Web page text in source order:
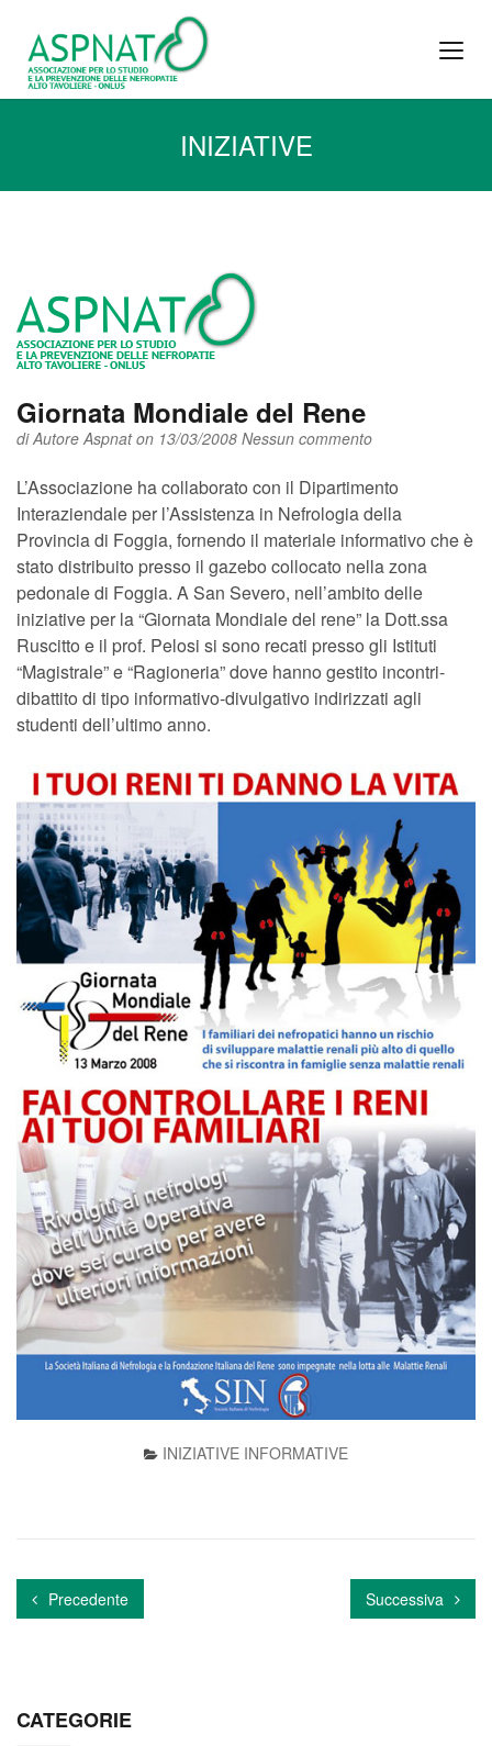
INIZIATIVE
Giornata Mondiale del Rene
diAutore Aspnaton 13/03/2008 Nessun commento
L’Associazione ha collaborato con il Dipartimento
Interaziendale per l’Assistenza in Nefrologia della
Provincia di Foggia, fornendo il materiale informativo che è
stato distribuito presso il gazebo collocato nella zona
pedonale di Foggia. A San Severo, nell’ambito delle
iniziative per la “Giornata Mondiale del rene” la Dott.ssa
Ruscitto e il prof. Pelosi si sono recati presso gli Istituti
“Magistrale” e “Ragioneria” dove hanno gestito incontri-
dibattito di tipo informativo-divulgativo indirizzati agli
studenti dell’ultimo anno.
INIZIATIVE INFORMATIVE
Precedente Successiva
CATEGORIE